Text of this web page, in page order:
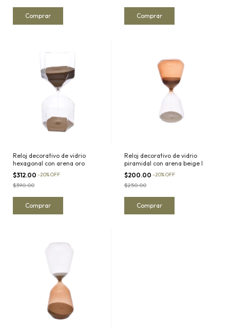
Reloj decorativo de vidrio
hexagonal con arena oro
$312.00 -20%OFF
$390.00
Reloj decorativo de vidrio
piramidal con arena beige I
$200.00 -20%OFF
$250.00